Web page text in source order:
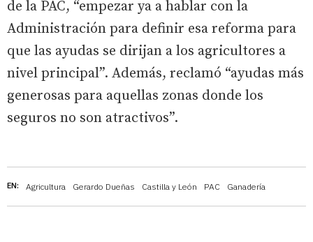
EN: Agricultura Gerardo Dueñas Castilla y León PAC Ganadería
de la PAC, “empezar ya a hablar con la
Administración para definir esa reforma para
que las ayudas se dirijan a los agricultores a
nivel principal”. Además, reclamó “ayudas más
generosas para aquellas zonas donde los
seguros no son atractivos”.